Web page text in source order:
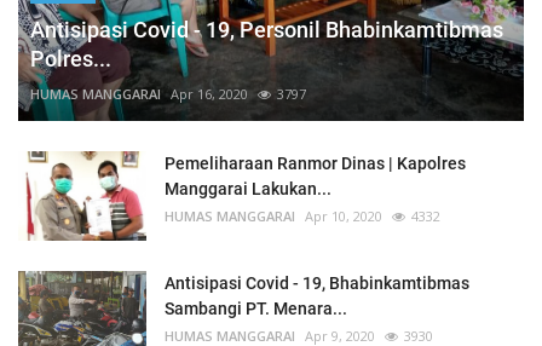
Antisipasi Covid - 19, Personil Bhabinkamtibmas
Polres...
HUMAS MANGGARAI Apr 16, 2020 3797
Pemeliharaan Ranmor Dinas | Kapolres
Manggarai Lakukan...
HUMAS MANGGARAI Apr 10, 2020 4332
Antisipasi Covid - 19, Bhabinkamtibmas
Sambangi PT. Menara...
HUMAS MANGGARAI Apr 9, 2020 3930